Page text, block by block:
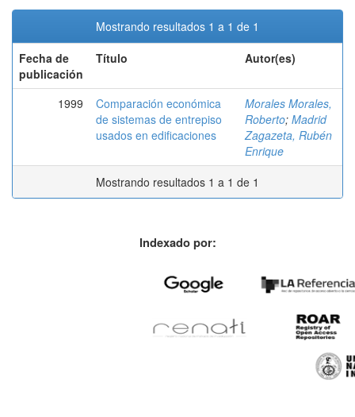
Mostrando resultados 1 a 1 de 1
Fecha de
publicación
Título Autor(es)
1999
Comparación económica
de sistemas de entrepiso
usados en edificaciones
Morales Morales,
Roberto; Madrid
Zagazeta, Rubén
Enrique
Mostrando resultados 1 a 1 de 1
Indexado por: